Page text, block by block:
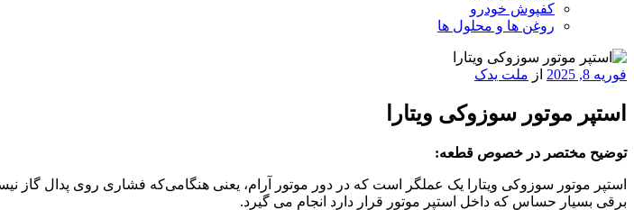
کفپوش خودرو
روغن ها و محلول ها
نوشته‌شده
فوریه 8, 2025 از ملت یدک
استپر موتور سوزوکی ویتارا
توضیح مختصر در خصوص قطعه:
استپر موتور سوزوکی ویتارا یک عملگر است که در دور موتور آرام، یعنی هنگامی‌که فشاری روی پدال گاز
برقی بسیار حساس که داخل استپر موتور قرار دارد انجام می گیرد.